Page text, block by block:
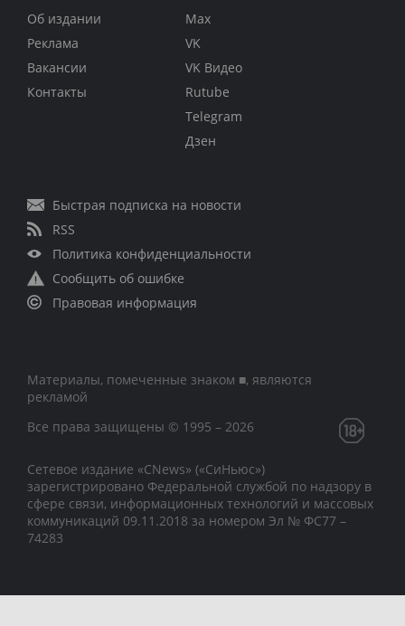
Об издании
Реклама
Вакансии
Контакты
Max
VK
VK Видео
Rutube
Telegram
Дзен
Быстрая подписка на новости
RSS
Политика конфиденциальности
Сообщить об ошибке
Правовая информация
Материалы, помеченные знаком ■, являются
рекламой
Все права защищены © 1995 – 2026
Сетевое издание «CNews» («СиНьюс»)
зарегистрировано Федеральной службой по надзору в
сфере связи, информационных технологий и массовых
коммуникаций 09.11.2018 за номером Эл № ФС77 –
74283